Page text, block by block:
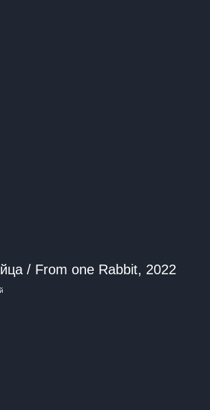
/ From one Rabbit, 2022